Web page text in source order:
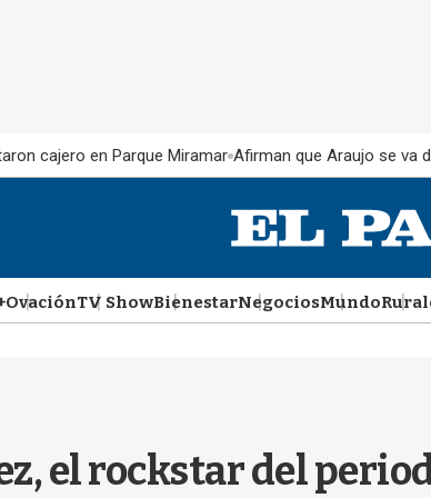
cajero en Parque Miramar Afirman que Araujo se va
OvaciónTV ShowBienestarNegociosMundo
el rockstar del